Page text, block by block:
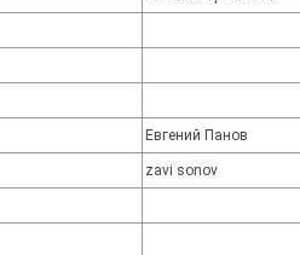
Евгений Панов
zavi sonov